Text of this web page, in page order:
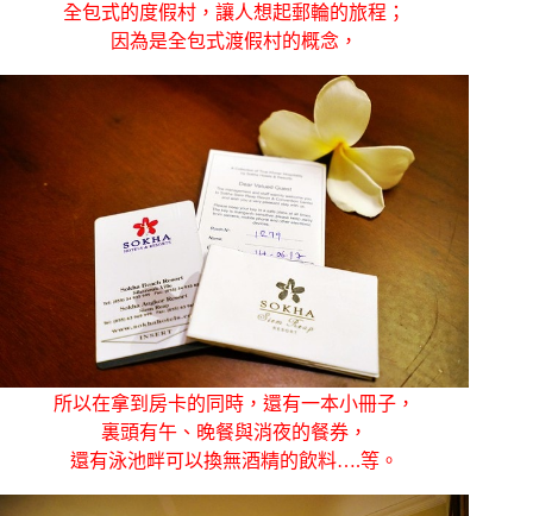
全包式的度假村，讓人想起郵輪的旅程；
因為是全包式渡假村的概念，
所以在拿到房卡的同時，還有一本小冊子，
裏頭有午、晚餐與消夜的餐券，
還有泳池畔可以換無酒精的飲料….等。